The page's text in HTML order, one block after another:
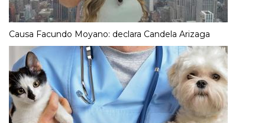
Causa Facundo Moyano: declara Candela Arizaga